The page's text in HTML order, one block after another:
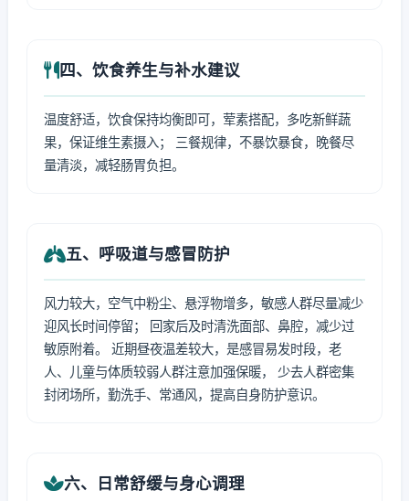
四、饮食养生与补水建议
温度舒适，饮食保持均衡即可，荤素搭配，多吃新鲜蔬
果，保证维生素摄入； 三餐规律，不暴饮暴食，晚餐尽
量清淡，减轻肠胃负担。
五、呼吸道与感冒防护
风力较大，空气中粉尘、悬浮物增多，敏感人群尽量减少
迎风长时间停留； 回家后及时清洗面部、鼻腔，减少过
敏原附着。 近期昼夜温差较大，是感冒易发时段，老
人、儿童与体质较弱人群注意加强保暖， 少去人群密集
封闭场所，勤洗手、常通风，提高自身防护意识。
六、日常舒缓与身心调理